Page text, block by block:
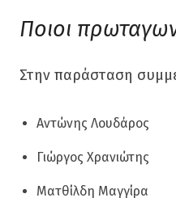
Ποιοι
Στην παράσταση
Αντώνης Λουδάρος
Γιώργος Χρανιώτης
Ματθίλδη Μαγγίρα